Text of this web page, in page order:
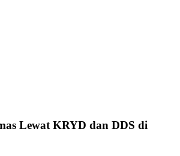
Lewat KRYD dan DDS di